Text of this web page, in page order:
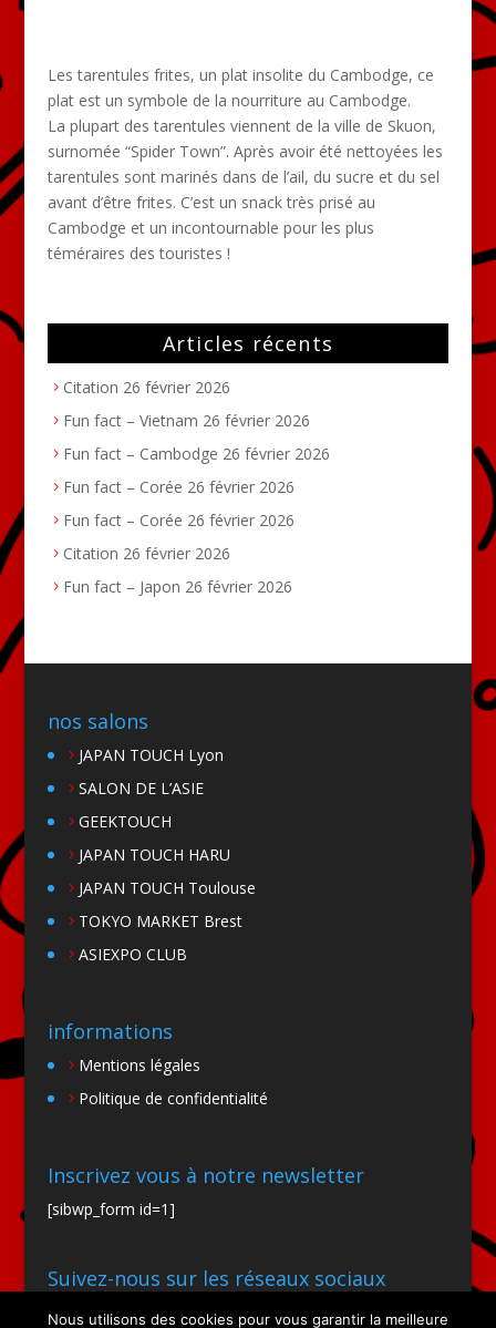
Les tarentules frites, un plat insolite du Cambodge, ce
plat est un symbole de la nourriture au Cambodge.
La plupart des tarentules viennent de la ville de Skuon,
surnomée “Spider Town”. Après avoir été nettoyées les
tarentules sont marinés dans de l’ail, du sucre et du sel
avant d’être frites. C’est un snack très prisé au
Cambodge et un incontournable pour les plus
téméraires des touristes !
Articles récents
Citation 26 février 2026
Fun fact – Vietnam 26 février 2026
Fun fact – Cambodge 26 février 2026
Fun fact – Corée 26 février 2026
Fun fact – Corée 26 février 2026
Citation 26 février 2026
Fun fact – Japon 26 février 2026
nos salons
JAPAN TOUCH Lyon
SALON DE L’ASIE
GEEKTOUCH
JAPAN TOUCH HARU
JAPAN TOUCH Toulouse
TOKYO MARKET Brest
ASIEXPO CLUB
informations
Mentions légales
Politique de confidentialité
Inscrivez vous à notre newsletter
[sibwp_form id=1]
Suivez-nous sur les réseaux sociaux
Nous utilisons des cookies pour vous garantir la meilleure